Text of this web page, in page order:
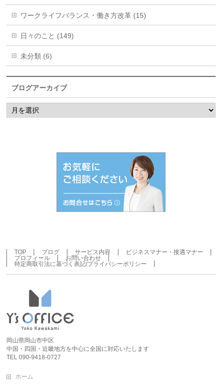
ワークライフバランス・働き方改革 (15)
日々のこと (149)
未分類 (6)
ブログアーカイブ
ブ
ロ
グ
TOP ブログ サービス内容
ビジネスマナー・接遇マナー
プロフィール
お問い合わせ
特定商取引法に基づく表記/プライバシーポリシー
岡山県岡山市中区
中国・四国・近畿地方を中心に全国に対応いたします
TEL 090-9418-0727
ホーム